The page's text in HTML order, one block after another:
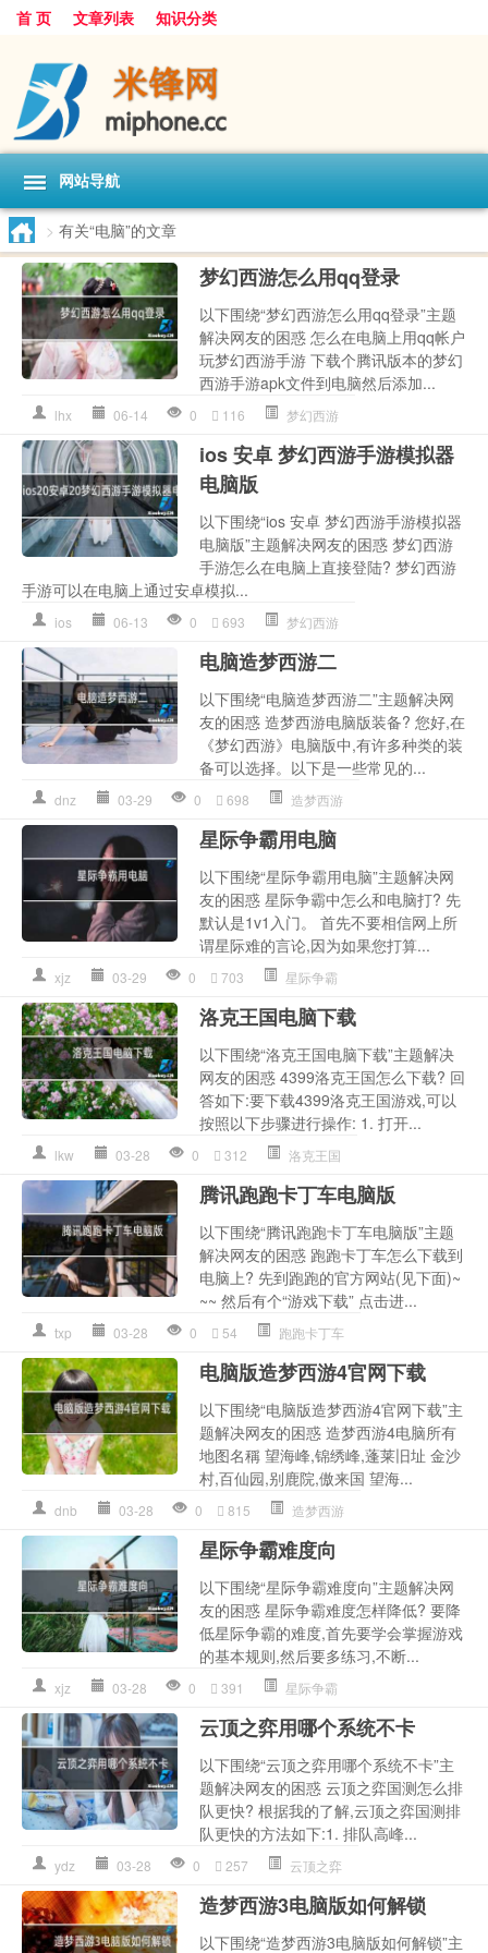
首 页 文章列表 知识分类
网站导航
> 有关“电脑”的文章
梦幻西游怎么用qq登录
以下围绕“梦幻西游怎么用qq登录”主题
解决网友的困惑 怎么在电脑上用qq帐户
玩梦幻西游手游 下载个腾讯版本的梦幻
西游手游apk文件到电脑然后添加...
lhx 06-14 0 116 梦幻西游
ios 安卓 梦幻西游手游模拟器
电脑版
以下围绕“ios 安卓 梦幻西游手游模拟器
电脑版”主题解决网友的困惑 梦幻西游
手游怎么在电脑上直接登陆? 梦幻西游
手游可以在电脑上通过安卓模拟...
ios 06-13 0 693 梦幻西游
电脑造梦西游二
以下围绕“电脑造梦西游二”主题解决网
友的困惑 造梦西游电脑版装备? 您好,在
《梦幻西游》电脑版中,有许多种类的装
备可以选择。以下是一些常见的...
dnz 03-29 0 698 造梦西游
星际争霸用电脑
以下围绕“星际争霸用电脑”主题解决网
友的困惑 星际争霸中怎么和电脑打? 先
默认是1v1入门。 首先不要相信网上所
谓星际难的言论,因为如果您打算...
xjz 03-29 0 703 星际争霸
洛克王国电脑下载
以下围绕“洛克王国电脑下载”主题解决
网友的困惑 4399洛克王国怎么下载? 回
答如下:要下载4399洛克王国游戏,可以
按照以下步骤进行操作: 1. 打开...
lkw 03-28 0 312 洛克王国
腾讯跑跑卡丁车电脑版
以下围绕“腾讯跑跑卡丁车电脑版”主题
解决网友的困惑 跑跑卡丁车怎么下载到
电脑上? 先到跑跑的官方网站(见下面)~
~~ 然后有个“游戏下载” 点击进...
txp 03-28 0 54 跑跑卡丁车
电脑版造梦西游4官网下载
以下围绕“电脑版造梦西游4官网下载”主
题解决网友的困惑 造梦西游4电脑所有
地图名稱 望海峰,锦绣峰,蓬莱旧址 金沙
村,百仙园,别鹿院,傲来国 望海...
dnb 03-28 0 815 造梦西游
星际争霸难度向
以下围绕“星际争霸难度向”主题解决网
友的困惑 星际争霸难度怎样降低? 要降
低星际争霸的难度,首先要学会掌握游戏
的基本规则,然后要多练习,不断...
xjz 03-28 0 391 星际争霸
云顶之弈用哪个系统不卡
以下围绕“云顶之弈用哪个系统不卡”主
题解决网友的困惑 云顶之弈国测怎么排
队更快? 根据我的了解,云顶之弈国测排
队更快的方法如下:1. 排队高峰...
ydz 03-28 0 257 云顶之弈
造梦西游3电脑版如何解锁
以下围绕“造梦西游3电脑版如何解锁”主